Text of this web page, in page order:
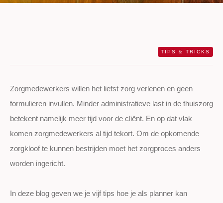
TIPS & TRICKS
Zorgmedewerkers willen het liefst zorg verlenen en geen
formulieren invullen. Minder administratieve last in de thuiszorg
betekent namelijk meer tijd voor de cliënt. En op dat vlak
komen zorgmedewerkers al tijd tekort. Om de opkomende
zorgkloof te kunnen bestrijden moet het zorgproces anders
worden ingericht.
In deze blog geven we je vijf tips hoe je als planner kan